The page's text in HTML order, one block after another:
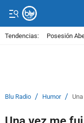
Tendencias: Posesión
Blu Radio / Humor /